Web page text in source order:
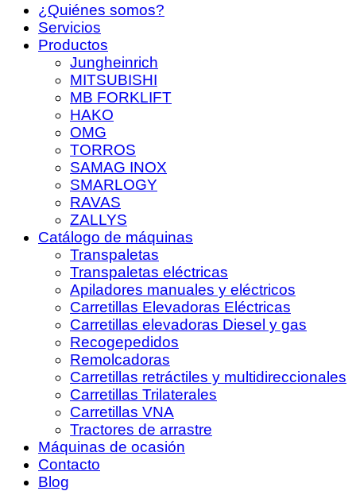
¿Quiénes somos?
Servicios
Productos
Jungheinrich
MITSUBISHI
MB FORKLIFT
HAKO
OMG
TORROS
SAMAG INOX
SMARLOGY
RAVAS
ZALLYS
Catálogo de máquinas
Transpaletas
Transpaletas eléctricas
Apiladores manuales y eléctricos
Carretillas Elevadoras Eléctricas
Carretillas elevadoras Diesel y gas
Recogepedidos
Remolcadoras
Carretillas retráctiles y multidireccionales
Carretillas Trilaterales
Carretillas VNA
Tractores de arrastre
Máquinas de ocasión
Contacto
Blog